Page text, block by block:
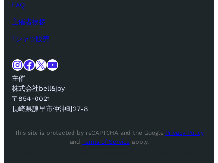
FAQ
主催者挨拶
Tシャツ販売
InstagramFacebook X YouTube
主催
株式会社bell&joy
〒854-0021
長崎県諫早市仲沖町27-8
This site is protected by reCAPTCHA and the Google Privacy Policy
and Terms of Serviceapply.